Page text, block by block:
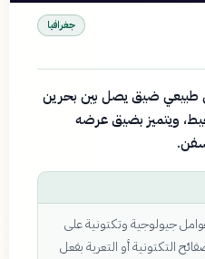
جغرافيا
طبيعي ضيق يصل بين بحرين
ويتميز بضيق عرضه
جيولوجية وتكتونية على
التكتونية أو التعرية بفعل